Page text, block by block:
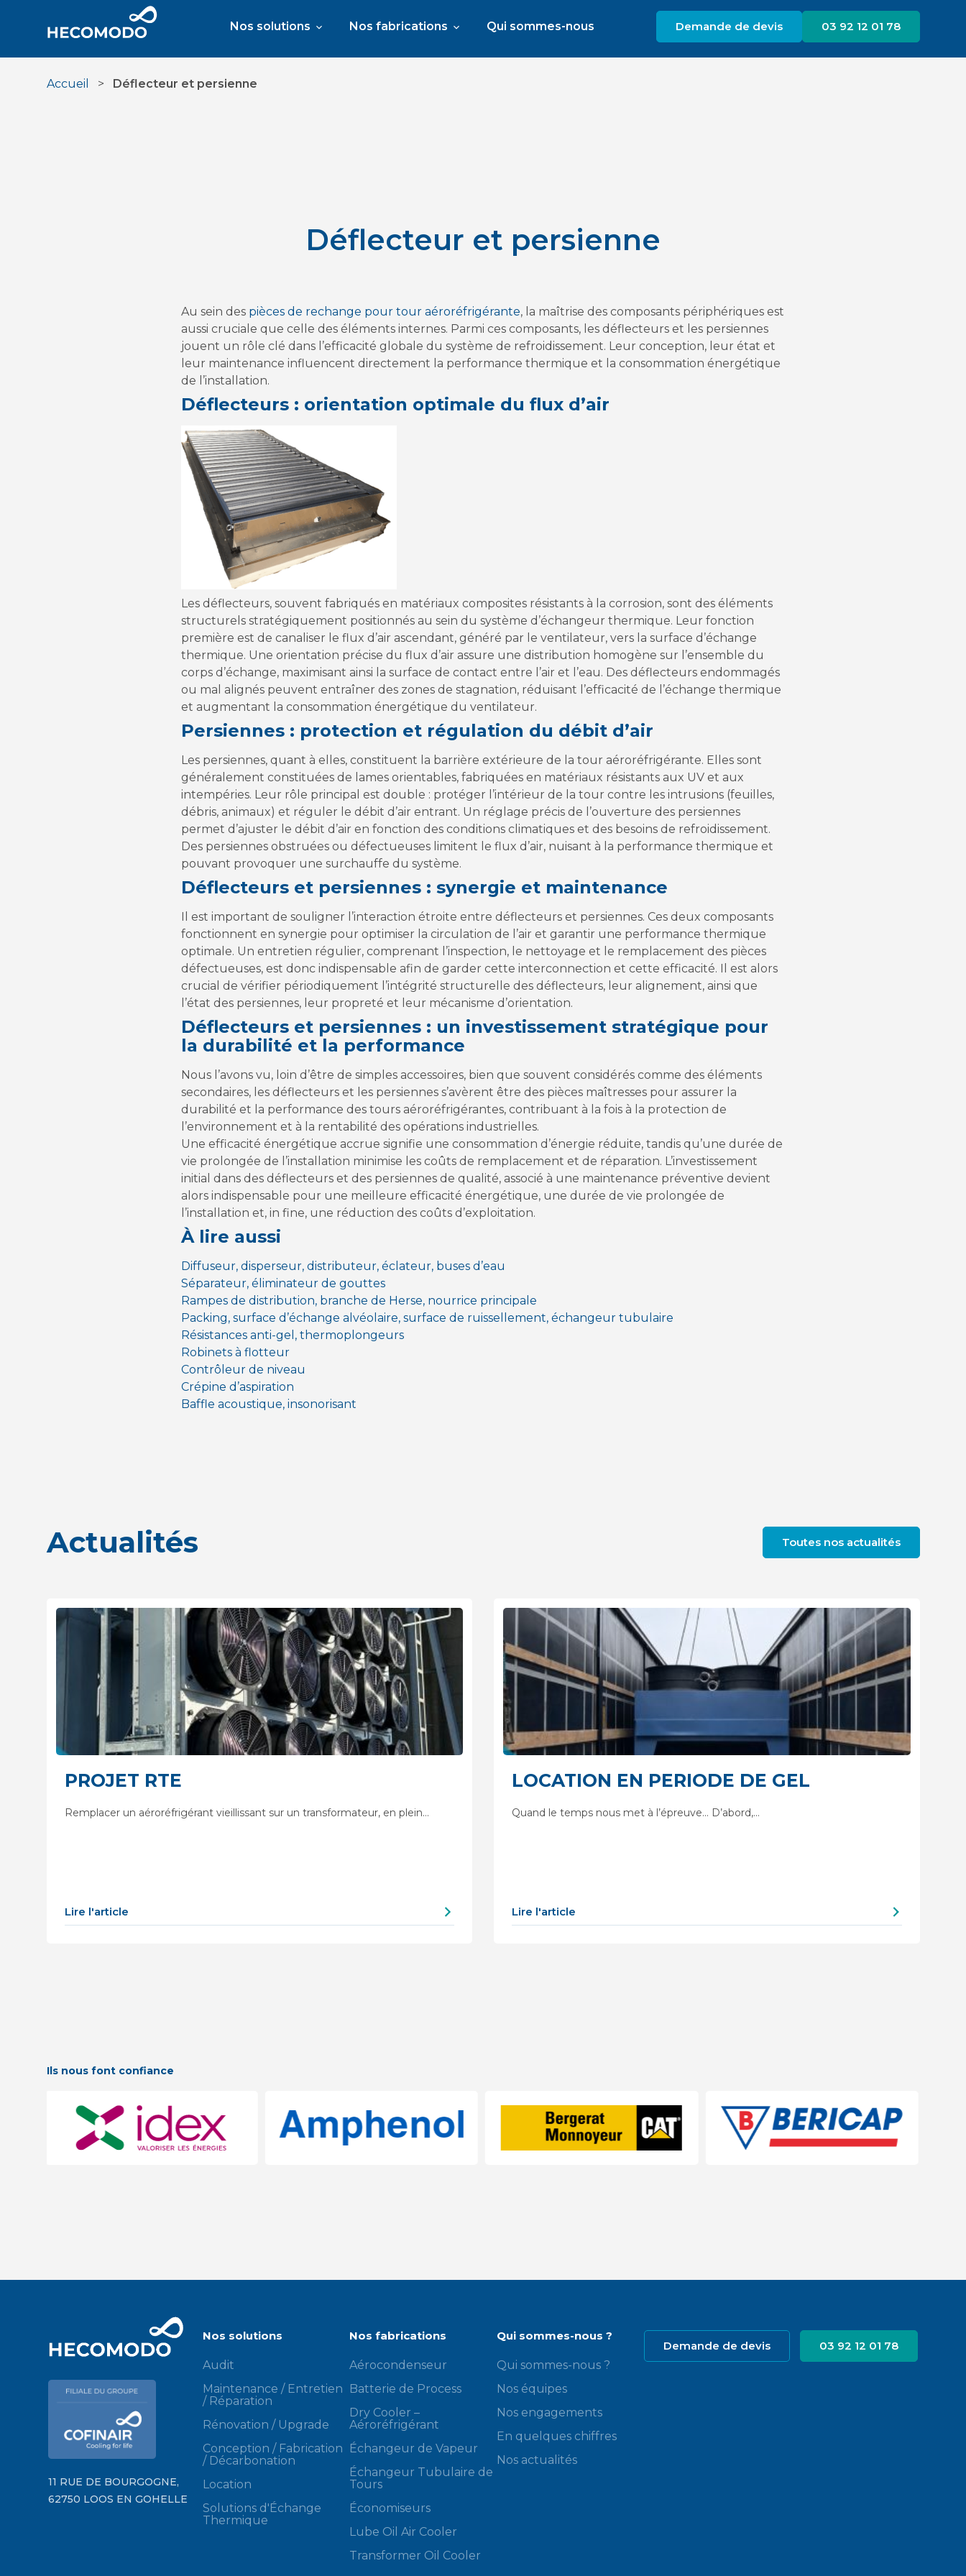
contenu
Nos solutions Nos fabrications Qui sommes-nous Demande de devis 03 92 12 01 78
Accueil > Déflecteur et persienne
Déflecteur et persienne
Au sein des pièces de rechange pour tour aéroréfrigérante, la maîtrise des composants périphériques est
aussi cruciale que celle des éléments internes. Parmi ces composants, les déflecteurs et les persiennes
jouent un rôle clé dans l’efficacité globale du système de refroidissement. Leur conception, leur état et
leur maintenance influencent directement la performance thermique et la consommation énergétique
de l’installation.
Déflecteurs : orientation optimale du flux d’air
Les déflecteurs, souvent fabriqués en matériaux composites résistants à la corrosion, sont des éléments
structurels stratégiquement positionnés au sein du système d’échangeur thermique. Leur fonction
première est de canaliser le flux d’air ascendant, généré par le ventilateur, vers la surface d’échange
thermique. Une orientation précise du flux d’air assure une distribution homogène sur l’ensemble du
corps d’échange, maximisant ainsi la surface de contact entre l’air et l’eau. Des déflecteurs endommagés
ou mal alignés peuvent entraîner des zones de stagnation, réduisant l’efficacité de l’échange thermique
et augmentant la consommation énergétique du ventilateur.
Persiennes : protection et régulation du débit d’air
Les persiennes, quant à elles, constituent la barrière extérieure de la tour aéroréfrigérante. Elles sont
généralement constituées de lames orientables, fabriquées en matériaux résistants aux UV et aux
intempéries. Leur rôle principal est double : protéger l’intérieur de la tour contre les intrusions (feuilles,
débris, animaux) et réguler le débit d’air entrant. Un réglage précis de l’ouverture des persiennes
permet d’ajuster le débit d’air en fonction des conditions climatiques et des besoins de refroidissement.
Des persiennes obstruées ou défectueuses limitent le flux d’air, nuisant à la performance thermique et
pouvant provoquer une surchauffe du système.
Déflecteurs et persiennes : synergie et maintenance
Il est important de souligner l’interaction étroite entre déflecteurs et persiennes. Ces deux composants
fonctionnent en synergie pour optimiser la circulation de l’air et garantir une performance thermique
optimale. Un entretien régulier, comprenant l’inspection, le nettoyage et le remplacement des pièces
défectueuses, est donc indispensable afin de garder cette interconnection et cette efficacité. Il est alors
crucial de vérifier périodiquement l’intégrité structurelle des déflecteurs, leur alignement, ainsi que
l’état des persiennes, leur propreté et leur mécanisme d’orientation.
Déflecteurs et persiennes : un investissement stratégique pour
la durabilité et la performance
Nous l’avons vu, loin d’être de simples accessoires, bien que souvent considérés comme des éléments
secondaires, les déflecteurs et les persiennes s’avèrent être des pièces maîtresses pour assurer la
durabilité et la performance des tours aéroréfrigérantes, contribuant à la fois à la protection de
l’environnement et à la rentabilité des opérations industrielles.
Une efficacité énergétique accrue signifie une consommation d’énergie réduite, tandis qu’une durée de
vie prolongée de l’installation minimise les coûts de remplacement et de réparation. L’investissement
initial dans des déflecteurs et des persiennes de qualité, associé à une maintenance préventive devient
alors indispensable pour une meilleure efficacité énergétique, une durée de vie prolongée de
l’installation et, in fine, une réduction des coûts d’exploitation.
À lire aussi
Diffuseur, disperseur, distributeur, éclateur, buses d’eau
Séparateur, éliminateur de gouttes
Rampes de distribution, branche de Herse, nourrice principale
Packing, surface d’échange alvéolaire, surface de ruissellement, échangeur tubulaire
Résistances anti-gel, thermoplongeurs
Robinets à flotteur
Contrôleur de niveau
Crépine d’aspiration
Baffle acoustique, insonorisant
Actualités Toutes nos actualités
PROJET RTE
Remplacer un aéroréfrigérant vieillissant sur un transformateur, en plein…
Lire l'article
LOCATION EN PERIODE DE GEL
Quand le temps nous met à l’épreuve… D’abord,…
Lire l'article
Ils nous font confiance
11 RUE DE BOURGOGNE,
62750 LOOS EN GOHELLE
Nos solutions
Audit
Maintenance / Entretien
/ Réparation
Rénovation / Upgrade
Conception / Fabrication
/ Décarbonation
Location
Solutions d'Échange
Thermique
Nos fabrications
Aérocondenseur
Batterie de Process
Dry Cooler –
Aéroréfrigérant
Échangeur de Vapeur
Échangeur Tubulaire de
Tours
Économiseurs
Lube Oil Air Cooler
Transformer Oil Cooler
Qui sommes-nous ?
Qui sommes-nous ?
Nos équipes
Nos engagements
En quelques chiffres
Nos actualités
Demande de devis 03 92 12 01 78